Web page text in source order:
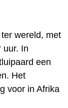
wereld, met
uur. In
een
Het
voor in Afrika